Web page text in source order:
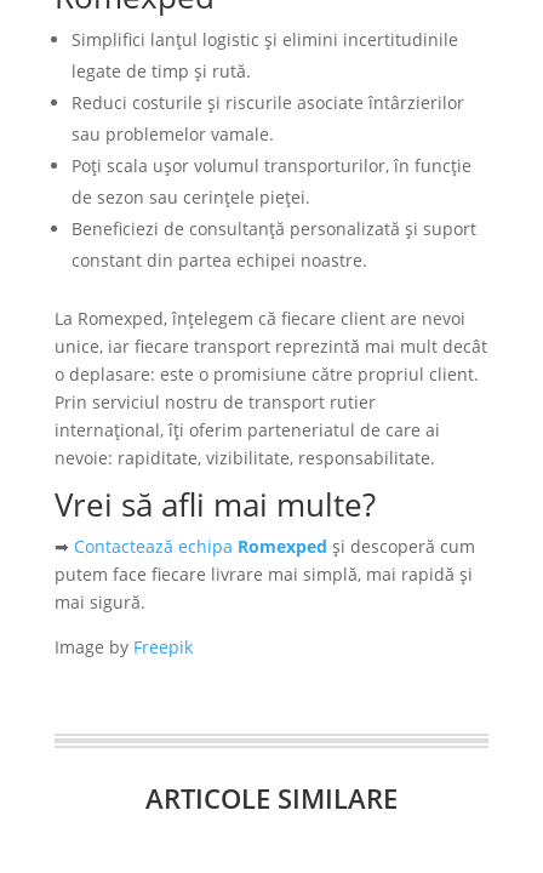
Simplifici lanțul logistic și elimini incertitudinile
legate de timp și rută.
Reduci costurile și riscurile asociate întârzierilor
sau problemelor vamale.
Poți scala ușor volumul transporturilor, în funcție
de sezon sau cerințele pieței.
Beneficiezi de consultanță personalizată și suport
constant din partea echipei noastre.
La Romexped, înţelegem că fiecare client are nevoi
unice, iar fiecare transport reprezintă mai mult decât
o deplasare: este o promisiune către propriul client.
Prin serviciul nostru de transport rutier
internaţional, îţi oferim parteneriatul de care ai
nevoie: rapiditate, vizibilitate, responsabilitate.
Vrei să afli mai multe?
➡ Contactează echipa Romexped și descoperă cum
putem face fiecare livrare mai simplă, mai rapidă și
mai sigură.
Image by Freepik
ARTICOLE SIMILARE